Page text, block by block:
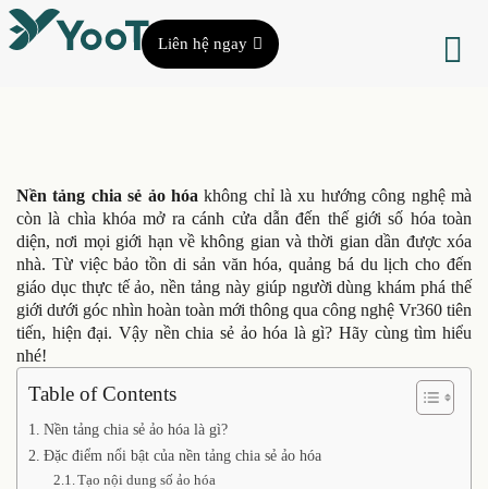
Liên hệ ngay
Nền tảng chia sẻ ảo hóa không chỉ là xu hướng công nghệ mà
còn là chìa khóa mở ra cánh cửa dẫn đến thế giới số hóa toàn
diện, nơi mọi giới hạn về không gian và thời gian dần được xóa
nhà. Từ việc bảo tồn di sản văn hóa, quảng bá du lịch cho đến
giáo dục thực tế ảo, nền tảng này giúp người dùng khám phá thế
giới dưới góc nhìn hoàn toàn mới thông qua công nghệ Vr360 tiên
tiến, hiện đại. Vậy nền chia sẻ ảo hóa là gì? Hãy cùng tìm hiểu
nhé!
Table of Contents
Nền tảng chia sẻ ảo hóa là gì?
Đặc điểm nổi bật của nền tảng chia sẻ ảo hóa
Tạo nội dung số ảo hóa